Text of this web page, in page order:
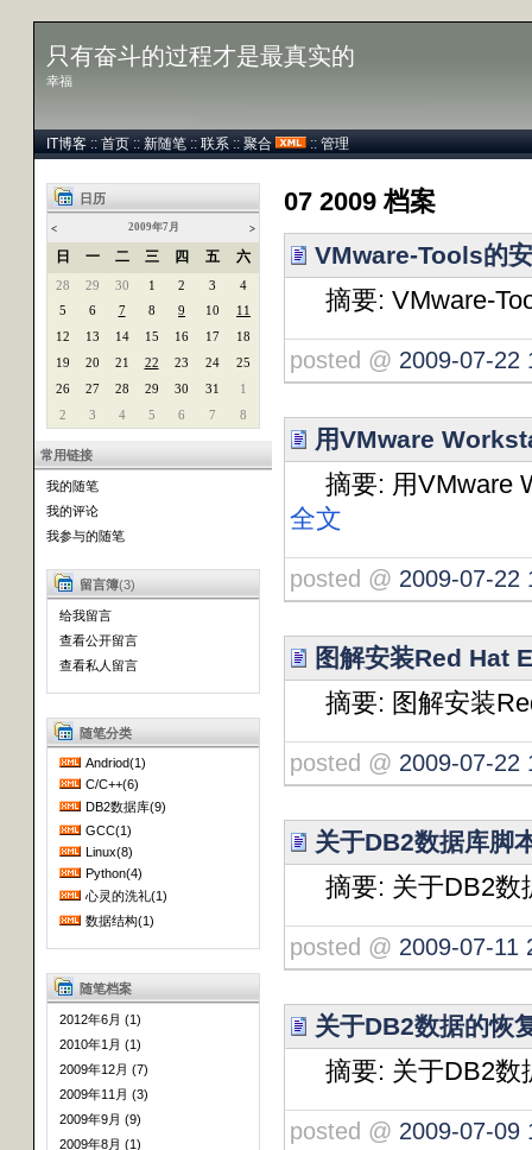
只有奋斗的过程才是最真实的
幸福
IT博客 :: 首页 :: 新随笔 :: 联系 :: 聚合 :: 管理
日历
< 2009年7月 >
日 一 二 三 四 五 六
28 29 30 1 2 3
4
5
6 7 8 9 10
11
12
13 14 15 16 17
18
19
20 21 22 23 24
25
26
27 28 29 30 31
1
2
3 4 5 6 7 8
常用链接
我的随笔
我的评论
我参与的随笔
留言簿(3)
给我留言
查看公开留言
查看私人留言
随笔分类
Andriod(1)
C/C++(6)
DB2数据库(9)
GCC(1)
Linux(8)
Python(4)
心灵的洗礼(1)
数据结构(1)
随笔档案
2012年6月 (1)
2010年1月 (1)
2009年12月 (7)
2009年11月 (3)
2009年9月 (9)
2009年8月 (1)
07 2009 档案
VMware-Tools的
摘要: VMware-
posted @ 2009-07-22
用VMware
摘要: 用VMware
全文
posted @ 2009-07-22
图解安装Red Hat
摘要: 图解安装
posted @ 2009-07-22
关于DB2数据库脚
摘要: 关于DB2数
posted @ 2009-07-11
关于DB2数据的恢
摘要: 关于DB2数
posted @ 2009-07-09